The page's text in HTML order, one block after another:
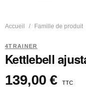
Accueil Famille de produit
4TRAINER
Kettlebell
139,00 € TTC